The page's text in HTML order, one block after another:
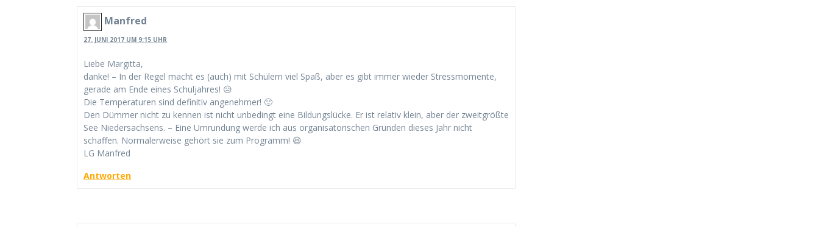
Manfred
27. JUNI 2017 UM 9:15 UHR
Liebe Margitta,
danke! – In der Regel macht es (auch) mit Schülern viel Spaß, aber es gibt immer wieder Stressmomente,
gerade am Ende eines Schuljahres! 😥
Die Temperaturen sind definitiv angenehmer! 🙂
Den Dümmer nicht zu kennen ist nicht unbedingt eine Bildungslücke. Er ist relativ klein, aber der zweitgrößte
See Niedersachsens. – Eine Umrundung werde ich aus organisatorischen Gründen dieses Jahr nicht
schaffen. Normalerweise gehört sie zum Programm! 😆
LG Manfred
Antworten